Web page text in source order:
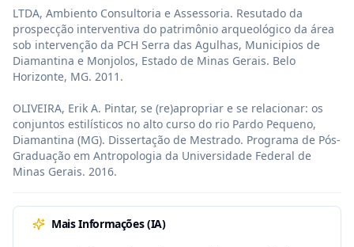
LTDA, Ambiento Consultoria e Assessoria. Resutado da
prospecção interventiva do patrimônio arqueológico da área
sob intervenção da PCH Serra das Agulhas, Municipios de
Diamantina e Monjolos, Estado de Minas Gerais. Belo
Horizonte, MG. 2011.
OLIVEIRA, Erik A. Pintar, se (re)apropriar e se relacionar: os
conjuntos estilísticos no alto curso do rio Pardo Pequeno,
Diamantina (MG). Dissertação de Mestrado. Programa de Pós-
Graduação em Antropologia da Universidade Federal de
Minas Gerais. 2016.
Mais Informações (IA)